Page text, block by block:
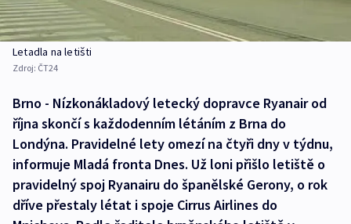
Letadla na letišti
Zdroj: ČT24
Brno - Nízkonákladový letecký dopravce Ryanair od
října skončí s každodenním létáním z Brna do
Londýna. Pravidelné lety omezí na čtyři dny v týdnu,
informuje Mladá fronta Dnes. Už loni přišlo letiště o
pravidelný spoj Ryanairu do španělské Gerony, o rok
dříve přestaly létat i spoje Cirrus Airlines do